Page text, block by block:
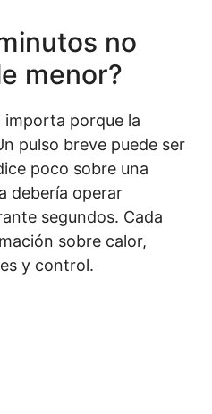
no
menor?
importa porque la
pulso breve puede ser
poco sobre una
debería operar
segundos. Cada
sobre calor,
y control.